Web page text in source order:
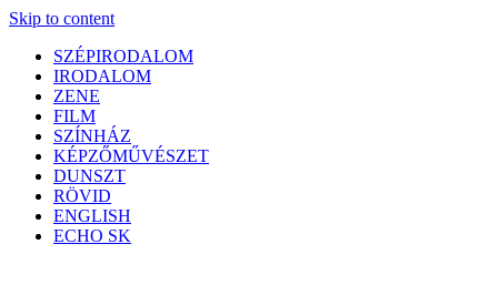
Skip to content
SZÉPIRODALOM
IRODALOM
ZENE
FILM
SZÍNHÁZ
KÉPZŐMŰVÉSZET
DUNSZT
RÖVID
ENGLISH
ECHO SK